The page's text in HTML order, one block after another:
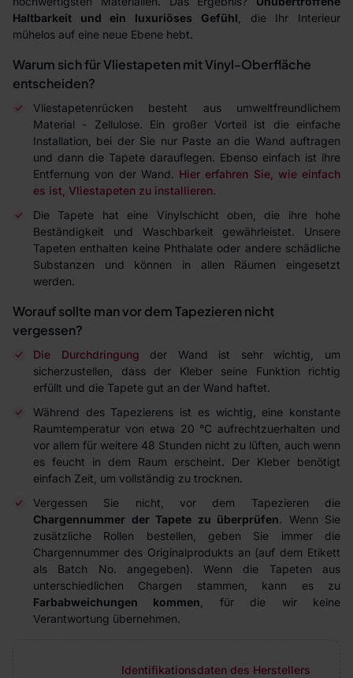
Haltbarkeit und ein luxuriöses Gefühl , die Ihr Interieur
mühelos auf eine neue Ebene hebt.
Warum sich für Vliestapeten mit Vinyl-Oberfläche
entscheiden?
Vliestapetenrücken besteht aus umweltfreundlichem
Material - Zellulose. Ein großer Vorteil ist die einfache
Installation, bei der Sie nur Paste an die Wand auftragen
und dann die Tapete darauflegen. Ebenso einfach ist ihre
Entfernung von der Wand. Hier erfahren Sie, wie einfach
es ist, Vliestapeten zu installieren.
Die Tapete hat eine Vinylschicht oben, die ihre hohe
Beständigkeit und Waschbarkeit gewährleistet. Unsere
Tapeten enthalten keine Phthalate oder andere schädliche
Substanzen und können in allen Räumen eingesetzt
werden.
Worauf sollte man vor dem Tapezieren nicht
vergessen?
Die Durchdringung der Wand ist sehr wichtig, um
sicherzustellen, dass der Kleber seine Funktion richtig
erfüllt und die Tapete gut an der Wand haftet.
Während des Tapezierens ist es wichtig, eine konstante
Raumtemperatur von etwa 20 °C aufrechtzuerhalten und
vor allem für weitere 48 Stunden nicht zu lüften, auch wenn
es feucht in dem Raum erscheint. Der Kleber benötigt
einfach Zeit, um vollständig zu trocknen.
Vergessen Sie nicht, vor dem Tapezieren die
Chargennummer der Tapete zu überprüfen. Wenn Sie
zusätzliche Rollen bestellen, geben Sie immer die
Chargennummer des Originalprodukts an (auf dem Etikett
als Batch No. angegeben). Wenn die Tapeten aus
unterschiedlichen Chargen stammen, kann es zu
Farbabweichungen kommen , für die wir keine
Verantwortung übernehmen.
Identifikationsdaten des Herstellers